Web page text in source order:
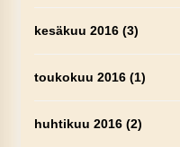
kesäkuu 2016(3)
toukokuu 2016(1)
huhtikuu 2016(2)